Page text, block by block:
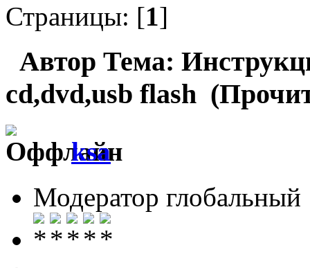
Страницы: [1]
Автор Тема:
cd,dvd,usb flash
ksa
Модератор глобальный